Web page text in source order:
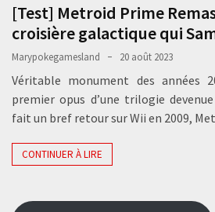
[Test] Metroid Prime
croisière galactique qui
Marypokegamesland 20 août 2023
Véritable monument des années
premier opus d’une trilogie
fait un bref retour sur Wii en 2009,
CONTINUER À LIRE